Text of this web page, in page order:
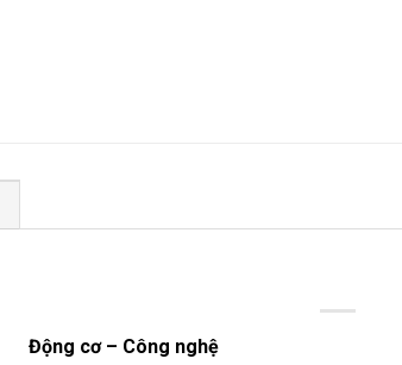
Động cơ – Công nghệ